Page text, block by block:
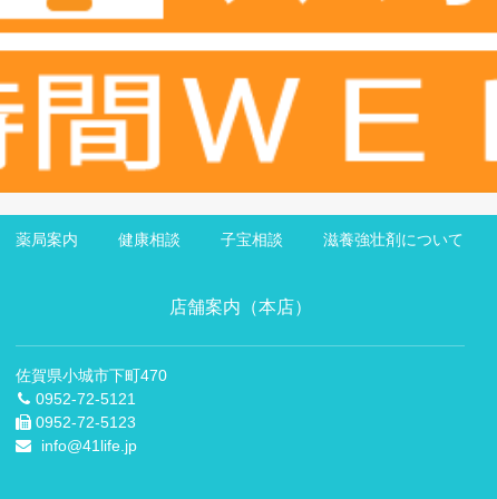
薬局案内 健康相談 子宝相談 滋養強壮剤について
店舗案内（本店）
佐賀県小城市下町470
0952-72-5121
0952-72-5123
info@41life.jp